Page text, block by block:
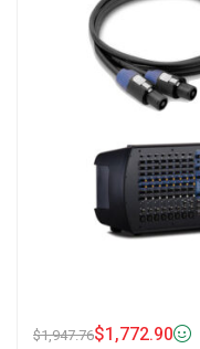
$1,947.76$1,772.90